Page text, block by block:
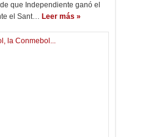
que Independiente ganó el
el Sant… Leer más »